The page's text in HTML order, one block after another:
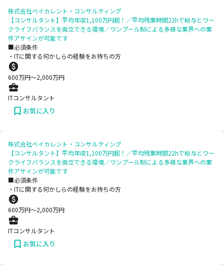
株式会社ベイカレント・コンサルティング
【コンサルタント】平均年収1,100万円超！／平均残業時間22hで給与とワー
クライフバランスを両立できる環境／ワンプール制による多様な業界への案
件アサインが可能です
■必須条件
・ITに関する何かしらの経験をお持ちの方
600万円〜2,000万円
ITコンサルタント
お気に入り
株式会社ベイカレント・コンサルティング
【コンサルタント】平均年収1,100万円超！／平均残業時間22hで給与とワー
クライフバランスを両立できる環境／ワンプール制による多様な業界への案
件アサインが可能です
■必須条件
・ITに関する何かしらの経験をお持ちの方
600万円〜2,000万円
ITコンサルタント
お気に入り